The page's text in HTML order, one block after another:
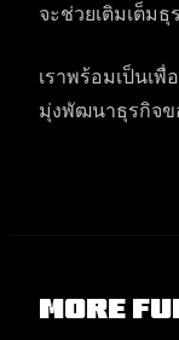
จะช่วยเติมเต็ม
เราพร้อมเป็นเ
มุ่งพัฒนาธุรกิจข
More